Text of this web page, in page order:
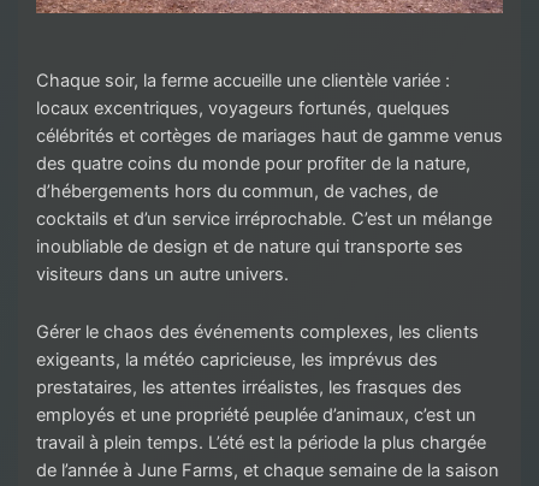
Chaque soir, la ferme accueille une clientèle variée :
locaux excentriques, voyageurs fortunés, quelques
célébrités et cortèges de mariages haut de gamme venus
des quatre coins du monde pour profiter de la nature,
d’hébergements hors du commun, de vaches, de
cocktails et d’un service irréprochable. C’est un mélange
inoubliable de design et de nature qui transporte ses
visiteurs dans un autre univers.
Gérer le chaos des événements complexes, les clients
exigeants, la météo capricieuse, les imprévus des
prestataires, les attentes irréalistes, les frasques des
employés et une propriété peuplée d’animaux, c’est un
travail à plein temps. L’été est la période la plus chargée
de l’année à June Farms, et chaque semaine de la saison